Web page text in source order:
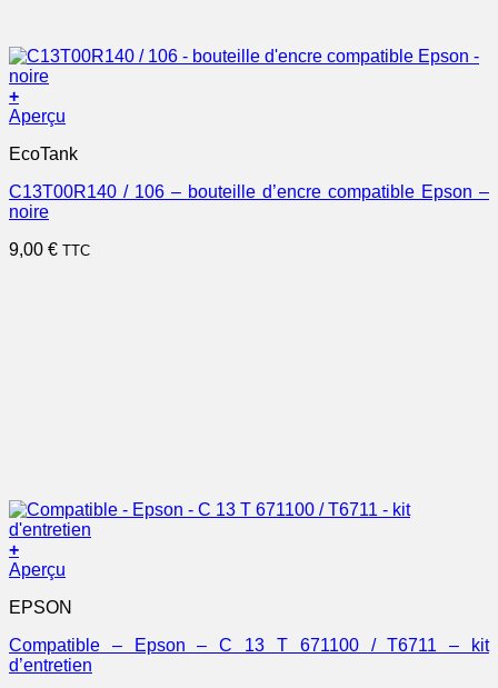
+
Aperçu
EcoTank
C13T00R140 / 106 – bouteille d’encre compatible Epson –
noire
9,00 € TTC
+
Aperçu
EPSON
Compatible – Epson – C 13 T 671100 / T6711 – kit
d’entretien